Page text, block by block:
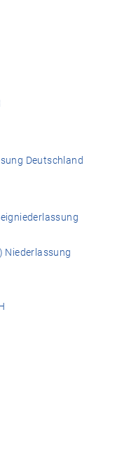
Deutschland
Niederlassung